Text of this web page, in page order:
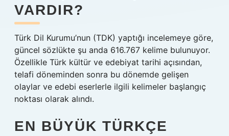
VARDIR?
Türk Dil Kurumu’nun (TDK) yaptığı incelemeye göre,
güncel sözlükte şu anda 616.767 kelime bulunuyor.
Özellikle Türk kültür ve edebiyat tarihi açısından,
telafi döneminden sonra bu dönemde gelişen
olaylar ve edebi eserlerle ilgili kelimeler başlangıç ​​
noktası olarak alındı.
EN BÜYÜK TÜRKÇE